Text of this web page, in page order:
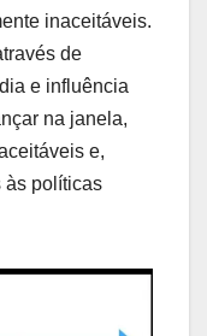
inaceitáveis.
de
e influência
na janela,
e,
às políticas